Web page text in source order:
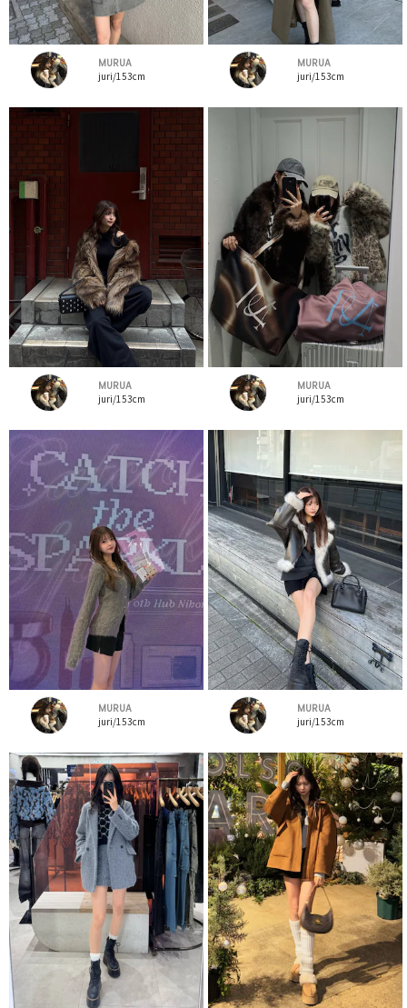
MURUA
juri/153cm
MURUA
juri/153cm
MURUA
juri/153cm
MURUA
juri/153cm
MURUA
juri/153cm
MURUA
juri/153cm